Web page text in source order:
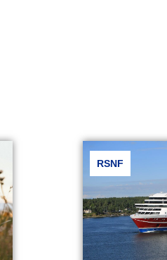
RSNF